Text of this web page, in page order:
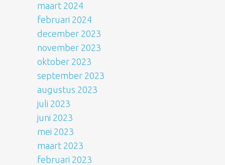
maart 2024
februari 2024
december 2023
november 2023
oktober 2023
september 2023
augustus 2023
juli 2023
juni 2023
mei 2023
maart 2023
februari 2023